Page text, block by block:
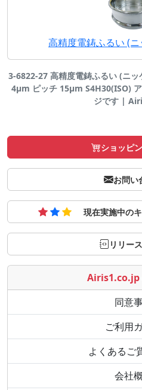
高精度電鋳ふるい (
3-6822-27 高精度電鋳ふるい (ニ
4μm ピッチ 15μm S4H30(ISO)
ジです |
ショッピ
お問い
現在実施中の
リリー
Airis1.co.jp
同意
ご利用
よくあるご
会社